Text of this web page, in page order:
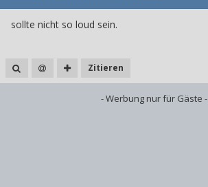
sollte nicht so loud sein.
Zitieren
- Werbung nur für Gäste -